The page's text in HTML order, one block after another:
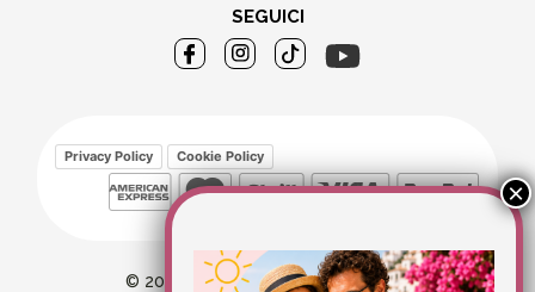
SEGUICI
Privacy Policy Cookie Policy
© 2026 Wellvit All Rights Reserved